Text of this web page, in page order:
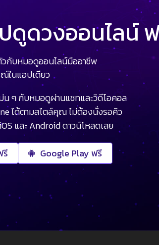
ดูดวงออนไลน์
กับหมอดูออนไลน์มืออาชีพ
ในแอปเดียว
ๆ กับหมอดูผ่านแชทและวิดีโอคอล
ได้ตามสไตล์คุณ ไม่ต้องนั่งรอคิว
และ Android ดาวน์โหลดเลย
รี Google Play ฟรี